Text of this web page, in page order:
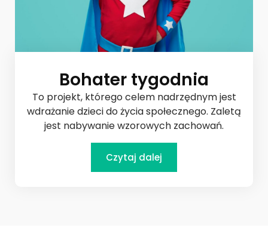
Bohater tygodnia
To projekt, którego celem nadrzędnym jest
wdrażanie dzieci do życia społecznego. Zaletą
jest nabywanie wzorowych zachowań.
Czytaj dalej